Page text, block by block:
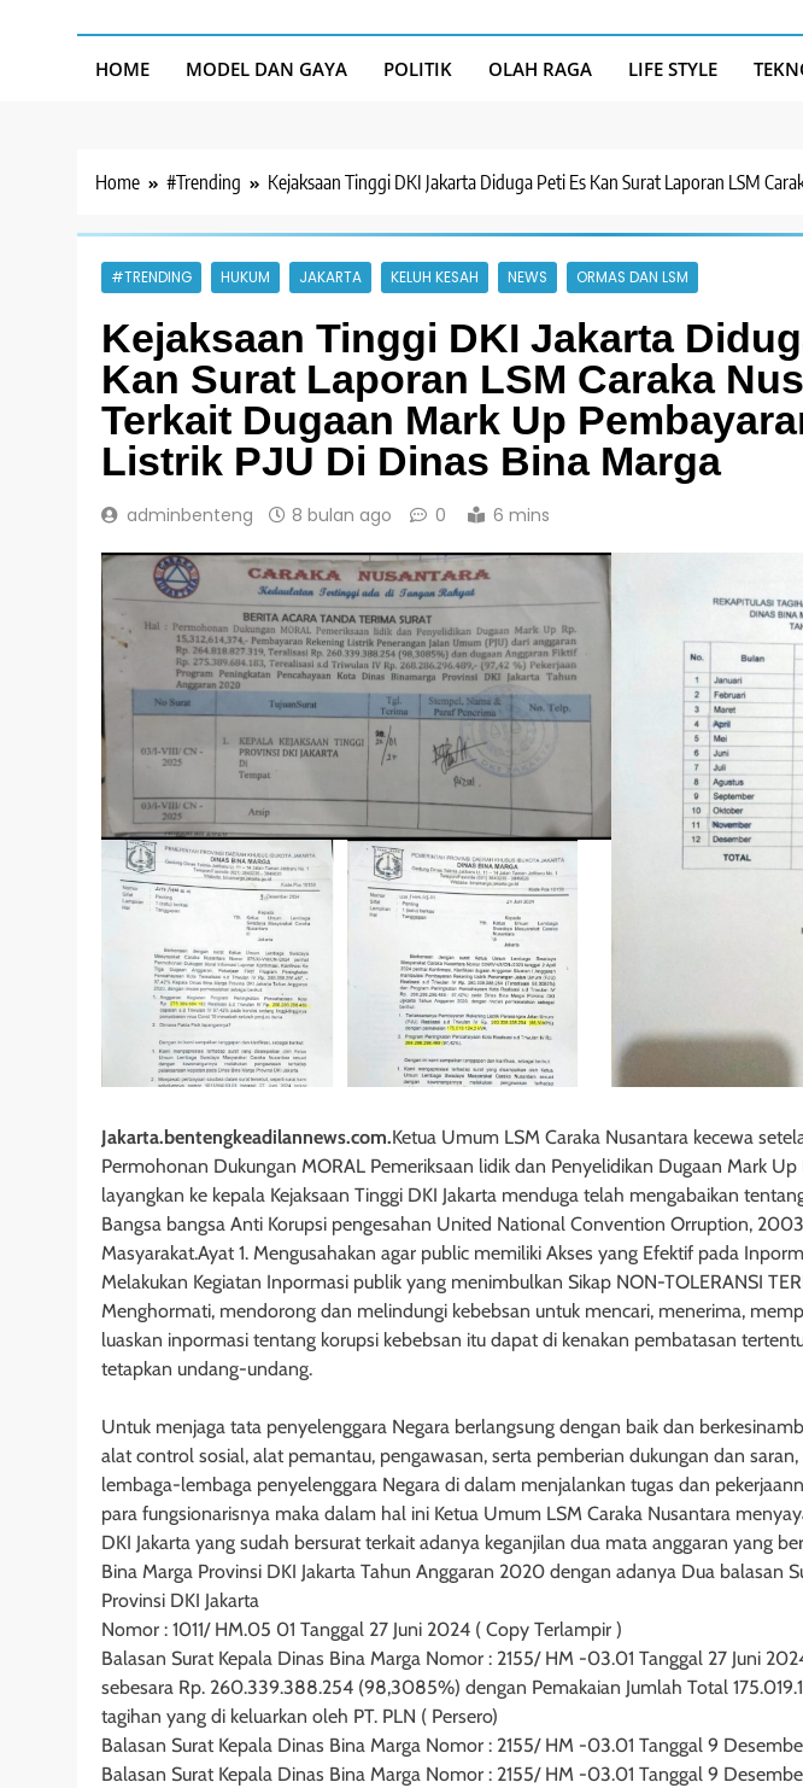
HOME MODEL DAN GAYA POLITIK OLAH RAGA LIFE STYLE
Home #Trending Kejaksaan Tinggi DKI Jakarta Diduga Peti Es Kan Surat Laporan LSM
#TRENDING HUKUM JAKARTA KELUH KESAH NEWS ORMAS DAN LSM
Kejaksaan Tinggi DKI Jakarta
Kan Surat Laporan LSM Caraka
Terkait Dugaan Mark Up
Listrik PJU Di Dinas Bina Marga
adminbenteng 8 bulan ago 0 6 mins
Jakarta.bentengkeadilannews.com.Ketua Umum LSM Caraka Nusantara kecewa
Permohonan Dukungan MORAL Pemeriksaan lidik dan Penyelidikan Dugaan Mark Up
layangkan ke kepala Kejaksaan Tinggi DKI Jakarta menduga telah mengabaikan
Bangsa bangsa Anti Korupsi pengesahan United National Convention Orruption, 2003
Masyarakat.Ayat 1. Mengusahakan agar public memiliki Akses yang Efektif pada
Melakukan Kegiatan Inpormasi publik yang menimbulkan Sikap NON-TOLERANSI
Menghormati, mendorong dan melindungi kebebsan untuk mencari, menerima,
luaskan inpormasi tentang korupsi kebebsan itu dapat di kenakan pembatasan
tetapkan undang-undang.
Untuk menjaga tata penyelenggara Negara berlangsung dengan baik dan
alat control sosial, alat pemantau, pengawasan, serta pemberian dukungan dan
lembaga-lembaga penyelenggara Negara di dalam menjalankan tugas dan
para fungsionarisnya maka dalam hal ini Ketua Umum LSM Caraka Nusantara
DKI Jakarta yang sudah bersurat terkait adanya keganjilan dua mata anggaran yang
Bina Marga Provinsi DKI Jakarta Tahun Anggaran 2020 dengan adanya Dua balasan
Provinsi DKI Jakarta
Nomor : 1011/ HM.05 01 Tanggal 27 Juni 2024 ( Copy Terlampir )
Balasan Surat Kepala Dinas Bina Marga Nomor : 2155/ HM -03.01 Tanggal 27 Juni
sebesara Rp. 260.339.388.254 (98,3085%) dengan Pemakaian Jumlah Total
tagihan yang di keluarkan oleh PT. PLN ( Persero)
Balasan Surat Kepala Dinas Bina Marga Nomor : 2155/ HM -03.01 Tanggal 9
Balasan Surat Kepala Dinas Bina Marga Nomor : 2155/ HM -03.01 Tanggal 9